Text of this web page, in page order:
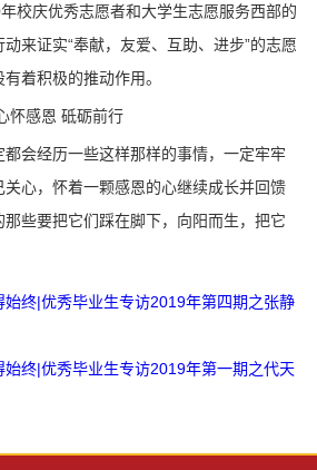
校庆优秀志愿者和大学生志愿服务西部的
来证实“奉献，友爱、互助、进步”的志愿
着积极的推动作用。
怀感恩 砥砺前行
会经历一些这样那样的事情，一定牢牢
心，怀着一颗感恩的心继续成长并回馈
些要把它们踩在脚下，向阳而生，把它
始终|优秀毕业生专访2019年第四期之张静
始终|优秀毕业生专访2019年第一期之代天